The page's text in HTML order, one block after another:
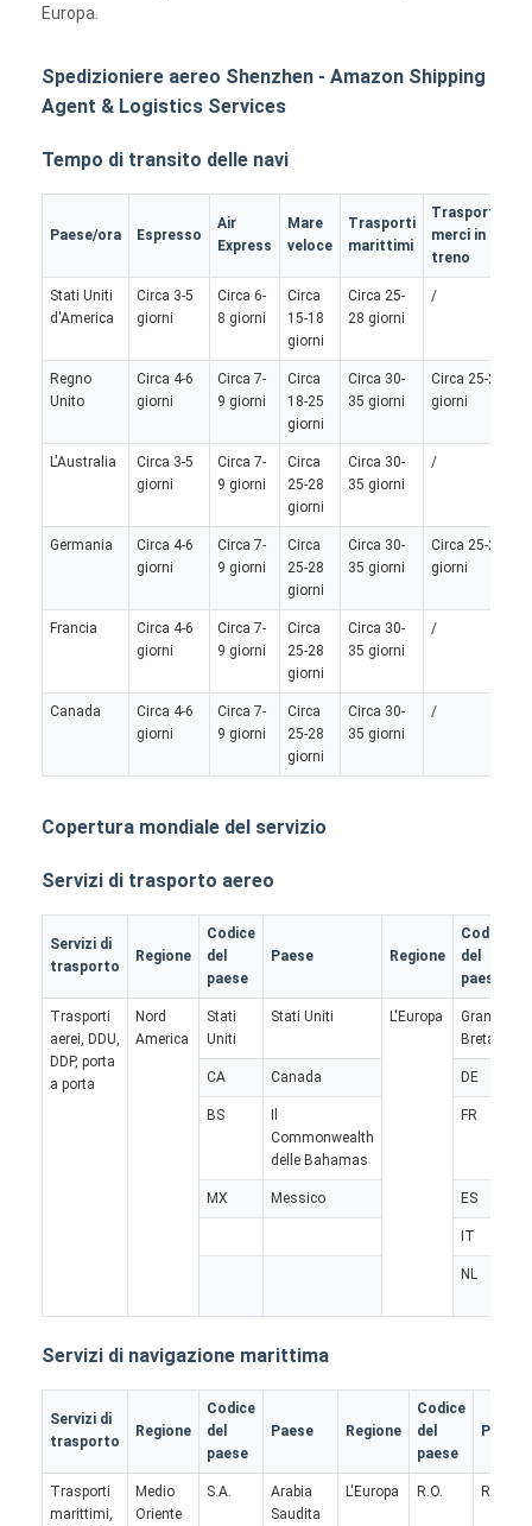
Controllo di qualità
Contattaci
Europa.
Spedizioniere aereo Shenzhen - Amazon Shipping
Agent & Logistics Services
Tempo di transito delle navi
Paese/ora Espresso
Air
Express
Mare
veloce
Trasporti
marittimi
Trasporto
merci in
treno
Stati Uniti
d'America
Circa 3-5
giorni
Circa 6-
8 giorni
Circa
15-18
giorni
Circa 25-
28 giorni
/
Regno
Unito
Circa 4-6
giorni
Circa 7-
9 giorni
Circa
18-25
giorni
Circa 30-
35 giorni
Circa 25-28
giorni
L'Australia
Circa 3-5
giorni
Circa 7-
9 giorni
Circa
25-28
giorni
Circa 30-
35 giorni
/
Germania
Circa 4-6
giorni
Circa 7-
9 giorni
Circa
25-28
giorni
Circa 30-
35 giorni
Circa 25-28
giorni
Francia
Circa 4-6
giorni
Circa 7-
9 giorni
Circa
25-28
giorni
Circa 30-
35 giorni
/
Canada
Circa 4-6
giorni
Circa 7-
9 giorni
Circa
25-28
giorni
Circa 30-
35 giorni
/
Copertura mondiale del servizio
Servizi di trasporto aereo
Servizi di
trasporto
Regione
Codice
del
paese
Paese Regione
Codice
del
paese
Trasporti
aerei, DDU,
DDP, porta
a porta
Nord
America
Stati
Uniti
Stati Uniti L'Europa
Gran
Bretagna
CA Canada DE
BS
Commonwealth
delle Bahamas
FR
MX Messico ES
IT
NL
Servizi di navigazione marittima
Servizi di
trasporto
Regione
Codice
del
paese
Paese Regione
Codice
del
paese
Paese
Trasporti
marittimi,
Medio
Oriente
S.A.
Arabia
Saudita
L'Europa R.O.